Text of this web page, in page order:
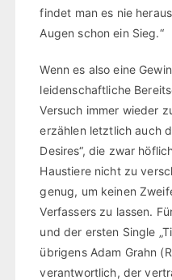
findet man es nie
Augen schon ein Sieg.“
Wenn es also eine
leidenschaftliche
Versuch immer wieder
erzählen letztlich auch
Desires“, die zwar
Haustiere nicht zu
genug, um keinen
Verfassers zu lassen.
und der ersten Single
übrigens Adam Grahn
verantwortlich, der